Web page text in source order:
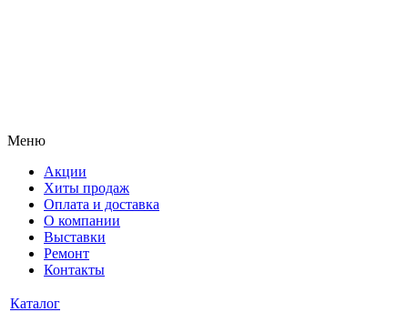
Меню
Акции
Хиты продаж
Оплата и доставка
О компании
Выставки
Ремонт
Контакты
Каталог